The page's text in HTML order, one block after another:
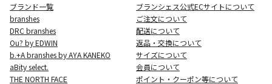
ブランド一覧
branshes
DRC branshes
Ou? by EDWIN
b.+A branshes by AYA KANEKO
aBity select.
THE NORTH FACE
ブランシェス公式ECサイトについて
ご注文について
配送について
返品・交換について
サイズについて
会員について
ポイント・クーポン等について